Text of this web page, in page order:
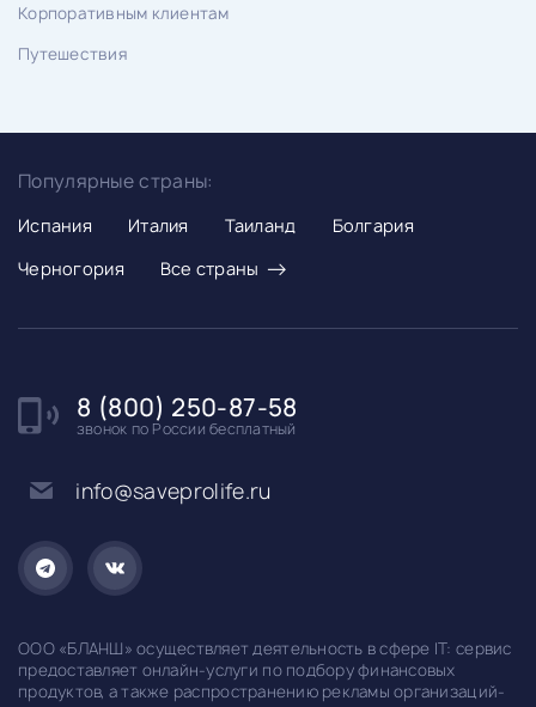
Корпоративным клиентам
Путешествия
Популярные страны:
Испания Италия Таиланд
Болгария
Черногория
Все страны →
8 (800) 250-87-58
звонок по России бесплатный
info@saveprolife.ru
ООО «БЛАНШ» осуществляет деятельность в сфере IT: сервис
предоставляет онлайн-услуги по подбору финансовых
продуктов, а также распространению рекламы организаций-